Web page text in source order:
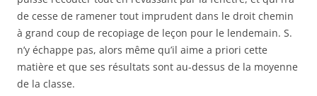
de cesse de ramener tout imprudent dans le droit chemin
à grand coup de recopiage de leçon pour le lendemain. S.
n’y échappe pas, alors même qu’il aime a priori cette
matière et que ses résultats sont au-dessus de la moyenne
de la classe.